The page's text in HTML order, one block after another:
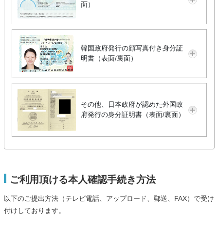
面）
韓国政府発行の顔写真付き身分証
明書（表面/裏面）
その他、日本政府が認めた外国政
府発行の身分証明書（表面/裏面）
ご利用頂ける本人確認手続き方法
以下のご提出方法（テレビ電話、アップロード、郵送、FAX）で受け
付けしております。